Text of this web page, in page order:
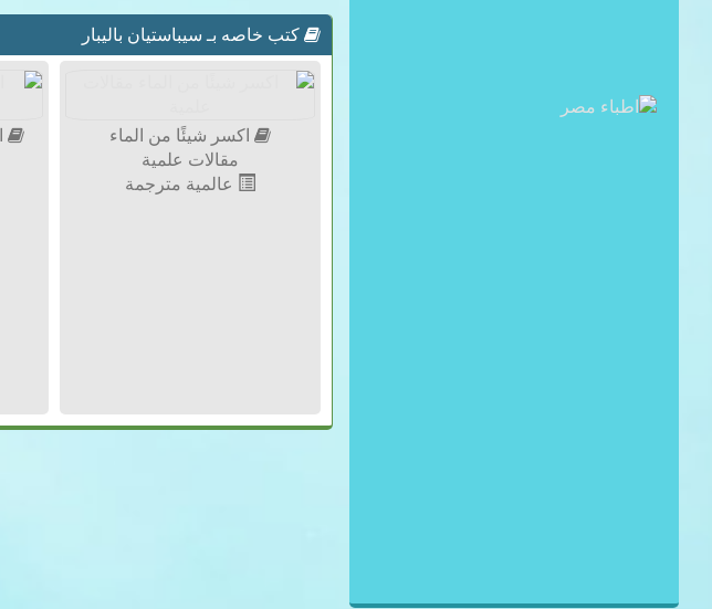
كتب خاصه بـ سيباستيان باليبار
اكسر شيئًا من الماء
مقالات علمية
عالمية مترجمة